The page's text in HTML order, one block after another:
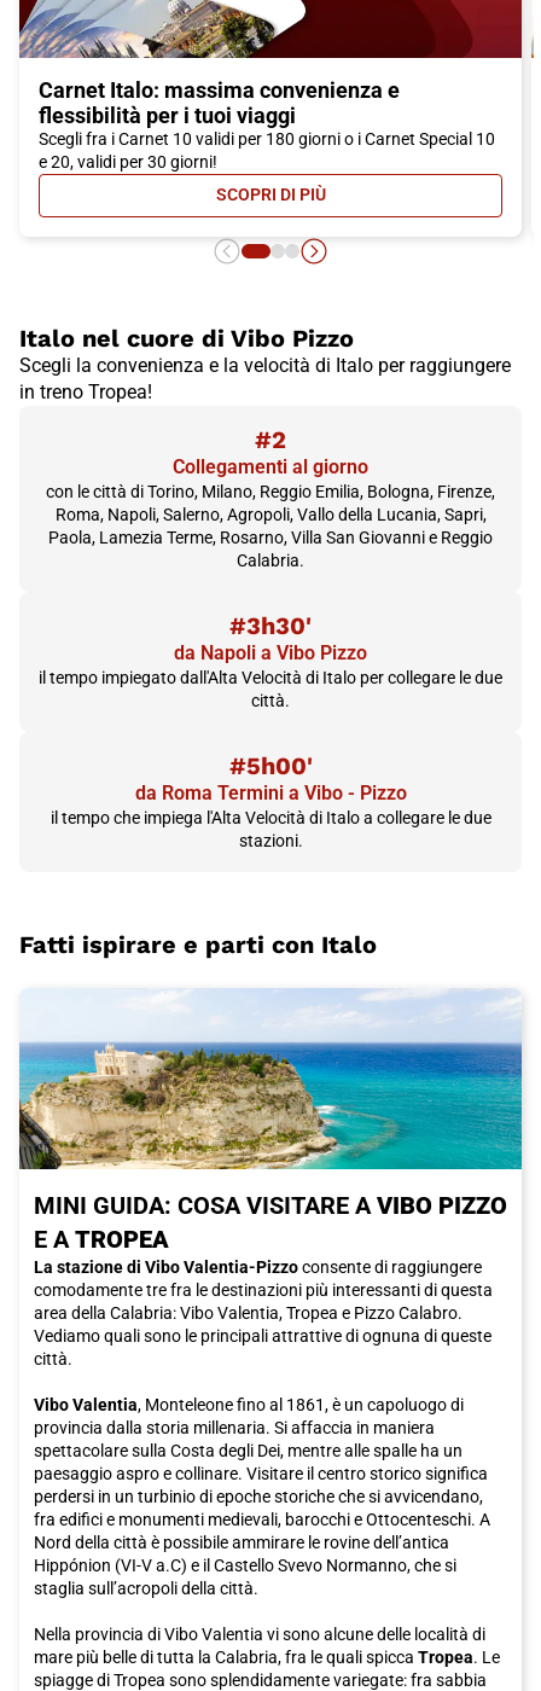
Carnet Italo: massima convenienza e
flessibilità per i tuoi viaggi
Scegli fra i Carnet 10 validi per 180 giorni o i Carnet Special 10
e 20, validi per 30 giorni!
SCOPRI DI PIÙ- CARNET ITALO: MASSIMA
Italo nel cuore di Vibo Pizzo
Scegli la convenienza e la velocità di Italo per raggiungere
in treno Tropea!
#2
Collegamenti al giorno
con le città di Torino, Milano, Reggio Emilia, Bologna, Firenze,
Roma, Napoli, Salerno, Agropoli, Vallo della Lucania, Sapri,
Paola, Lamezia Terme, Rosarno, Villa San Giovanni e Reggio
Calabria.
#3h30'
da Napoli a Vibo Pizzo
il tempo impiegato dall'Alta Velocità di Italo per collegare le due
città.
#5h00'
da Roma Termini a Vibo - Pizzo
il tempo che impiega l'Alta Velocità di Italo a collegare le due
stazioni.
Fatti ispirare e parti con Italo
MINI GUIDA: COSA VISITARE A VIBO PIZZO
E A TROPEA
La stazione di Vibo Valentia-Pizzoconsente di raggiungere
comodamente tre fra le destinazioni più interessanti di questa
area della Calabria: Vibo Valentia, Tropea e Pizzo Calabro.
Vediamo quali sono le principali attrattive di ognuna di queste
città.
Vibo Valentia, Monteleone fino al 1861, è un capoluogo di
provincia dalla storia millenaria. Si affaccia in maniera
spettacolare sulla Costa degli Dei, mentre alle spalle ha un
paesaggio aspro e collinare. Visitare il centro storico significa
perdersi in un turbinio di epoche storiche che si avvicendano,
fra edifici e monumenti medievali, barocchi e Ottocenteschi. A
Nord della città è possibile ammirare le rovine dell’antica
Hippónion (VI-V a.C) e il Castello Svevo Normanno, che si
staglia sull’acropoli della città.
Nella provincia di Vibo Valentia vi sono alcune delle località di
mare più belle di tutta la Calabria, fra le quali spicca Tropea. Le
spiagge di Tropea sono splendidamente variegate: fra sabbia